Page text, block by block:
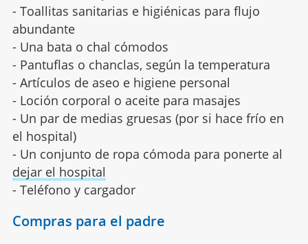
- Toallitas sanitarias e higiénicas para flujo
abundante
- Una bata o chal cómodos
- Pantuflas o chanclas, según la temperatura
- Artículos de aseo e higiene personal
- Loción corporal o aceite para masajes
- Un par de medias gruesas (por si hace frío en
el hospital)
- Un conjunto de ropa cómoda para ponerte al
dejar el hospital
- Teléfono y cargador
Compras para el padre